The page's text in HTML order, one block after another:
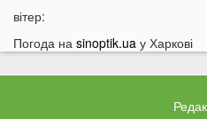
17:40
17:14
У Луцьку на
вітер:
Погода на sinoptik.ua у Харкові